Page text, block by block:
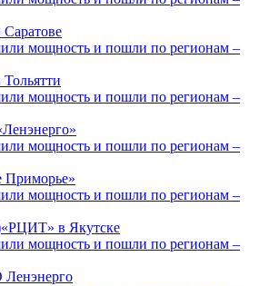
в Якутске